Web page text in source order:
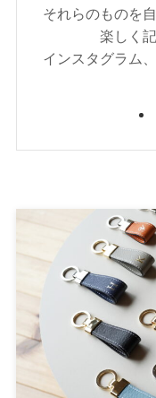
それらのものを
楽しく
インスタグラム